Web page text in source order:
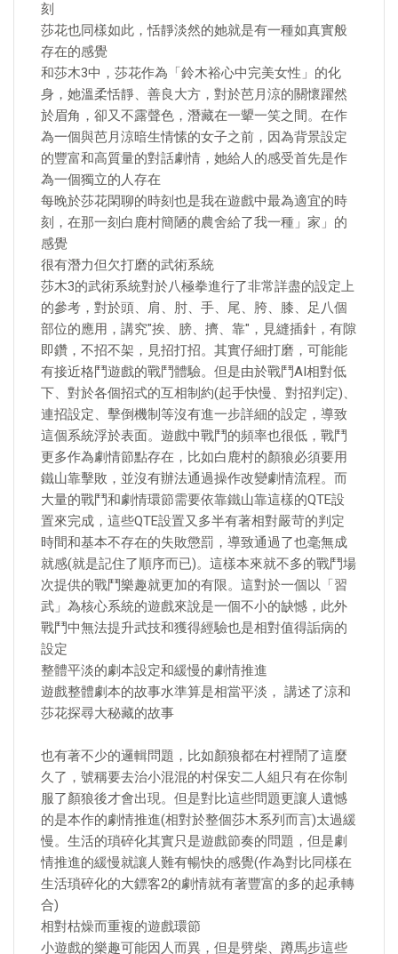
刻
莎花也同樣如此，恬靜淡然的她就是有一種如真實般
存在的感覺
和莎木3中，莎花作為「鈴木裕心中完美女性」的化
身，她溫柔恬靜、善良大方，對於芭月涼的關懷躍然
於眉角，卻又不露聲色，潛藏在一顰一笑之間。在作
為一個與芭月涼暗生情愫的女子之前，因為背景設定
的豐富和高質量的對話劇情，她給人的感受首先是作
為一個獨立的人存在
每晚於莎花閑聊的時刻也是我在遊戲中最為適宜的時
刻，在那一刻白鹿村簡陋的農舍給了我一種」家」的
感覺
很有潛力但欠打磨的武術系統
莎木3的武術系統對於八極拳進行了非常詳盡的設定上
的參考，對於頭、肩、肘、手、尾、胯、膝、足八個
部位的應用，講究"挨、膀、擠、靠"，見縫插針，有隙
即鑽，不招不架，見招打招。其實仔細打磨，可能能
有接近格鬥遊戲的戰鬥體驗。但是由於戰鬥AI相對低
下、對於各個招式的互相制約(起手快慢、對招判定)、
連招設定、擊倒機制等沒有進一步詳細的設定，導致
這個系統浮於表面。遊戲中戰鬥的頻率也很低，戰鬥
更多作為劇情節點存在，比如白鹿村的顏狼必須要用
鐵山靠擊敗，並沒有辦法通過操作改變劇情流程。而
大量的戰鬥和劇情環節需要依靠鐵山靠這樣的QTE設
置來完成，這些QTE設置又多半有著相對嚴苛的判定
時間和基本不存在的失敗懲罰，導致通過了也毫無成
就感(就是記住了順序而已)。這樣本來就不多的戰鬥場
次提供的戰鬥樂趣就更加的有限。這對於一個以「習
武」為核心系統的遊戲來說是一個不小的缺憾，此外
戰鬥中無法提升武技和獲得經驗也是相對值得詬病的
設定
整體平淡的劇本設定和緩慢的劇情推進
遊戲整體劇本的故事水準算是相當平淡， 講述了涼和
莎花探尋大秘藏的故事
也有著不少的邏輯問題，比如顏狼都在村裡鬧了這麼
久了，號稱要去治小混混的村保安二人組只有在你制
服了顏狼後才會出現。但是對比這些問題更讓人遺憾
的是本作的劇情推進(相對於整個莎木系列而言)太過緩
慢。生活的瑣碎化其實只是遊戲節奏的問題，但是劇
情推進的緩慢就讓人難有暢快的感覺(作為對比同樣在
生活瑣碎化的大鏢客2的劇情就有著豐富的多的起承轉
合)
相對枯燥而重複的遊戲環節
小遊戲的樂趣可能因人而異，但是劈柴、蹲馬步這些